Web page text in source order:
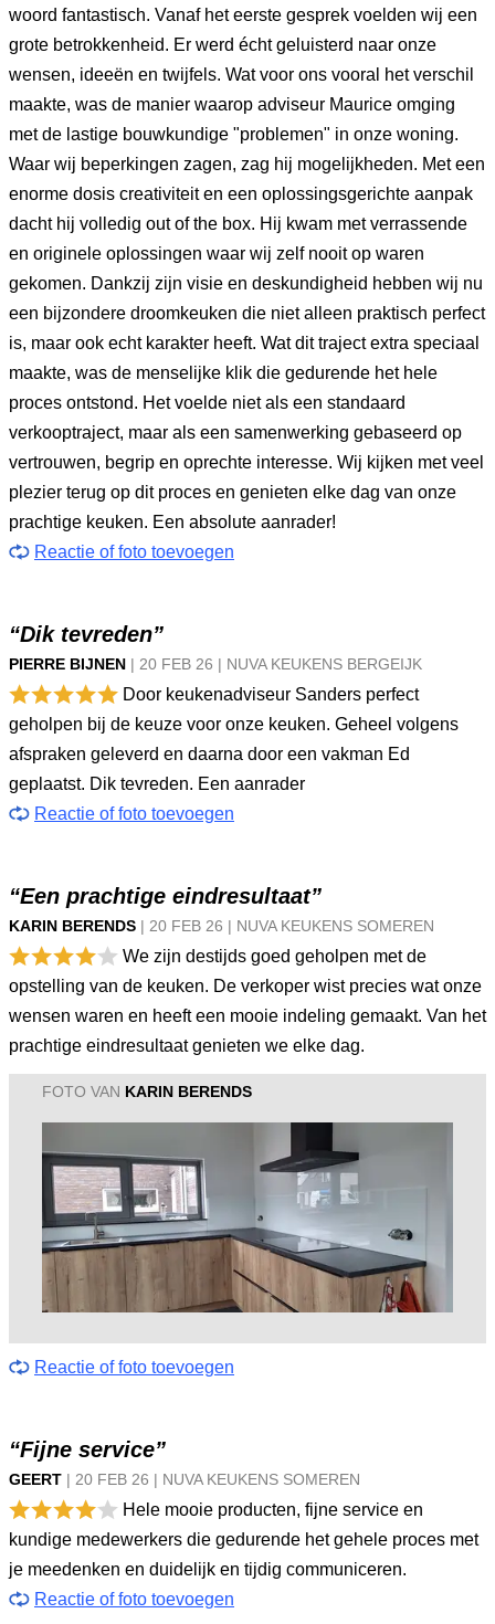
woord fantastisch. Vanaf het eerste gesprek voelden wij een
grote betrokkenheid. Er werd écht geluisterd naar onze
wensen, ideeën en twijfels. Wat voor ons vooral het verschil
maakte, was de manier waarop adviseur Maurice omging
met de lastige bouwkundige "problemen" in onze woning.
Waar wij beperkingen zagen, zag hij mogelijkheden. Met een
enorme dosis creativiteit en een oplossingsgerichte aanpak
dacht hij volledig out of the box. Hij kwam met verrassende
en originele oplossingen waar wij zelf nooit op waren
gekomen. Dankzij zijn visie en deskundigheid hebben wij nu
een bijzondere droomkeuken die niet alleen praktisch perfect
is, maar ook echt karakter heeft. Wat dit traject extra speciaal
maakte, was de menselijke klik die gedurende het hele
proces ontstond. Het voelde niet als een standaard
verkooptraject, maar als een samenwerking gebaseerd op
vertrouwen, begrip en oprechte interesse. Wij kijken met veel
plezier terug op dit proces en genieten elke dag van onze
prachtige keuken. Een absolute aanrader!
Reactie of foto toevoegen
“Dik tevreden”
PIERRE BIJNEN | 20 FEB 26 | NUVA KEUKENS BERGEIJK
Door keukenadviseur Sanders perfect
geholpen bij de keuze voor onze keuken. Geheel volgens
afspraken geleverd en daarna door een vakman Ed
geplaatst. Dik tevreden. Een aanrader
Reactie of foto toevoegen
“Een prachtige eindresultaat”
KARIN BERENDS | 20 FEB 26 | NUVA KEUKENS SOMEREN
We zijn destijds goed geholpen met de
opstelling van de keuken. De verkoper wist precies wat onze
wensen waren en heeft een mooie indeling gemaakt. Van het
prachtige eindresultaat genieten we elke dag.
FOTO VAN KARIN BERENDS
Reactie of foto toevoegen
“Fijne service”
GEERT | 20 FEB 26 | NUVA KEUKENS SOMEREN
Hele mooie producten, fijne service en
kundige medewerkers die gedurende het gehele proces met
je meedenken en duidelijk en tijdig communiceren.
Reactie of foto toevoegen